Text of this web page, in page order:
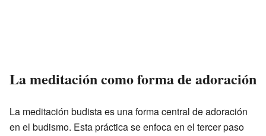
La meditación como forma de adoración
La meditación budista es una forma central de adoración
en el budismo. Esta práctica se enfoca en el tercer paso